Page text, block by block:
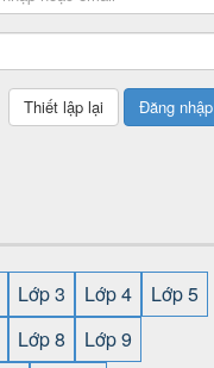
Đăng nhập
Lớp 3 Lớp 4
Lớp 5
Lớp 8
Lớp 9